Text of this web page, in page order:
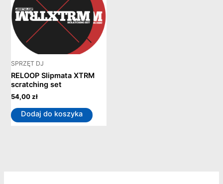
SPRZĘT DJ
RELOOP Slipmata XTRM
scratching set
54,00zł
Dodaj do koszyka